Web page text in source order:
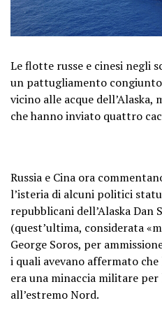
Le flotte russe e cinesi negli
un pattugliamento
vicino alle acque
che hanno inviato quattro
Russia e Cina ora
l’isteria di alcuni politici
repubblicani dell’Alaska Dan
(quest’ultima, considerata
George Soros, per
i quali avevano affermato
era una minaccia militare
all’estremo Nord.